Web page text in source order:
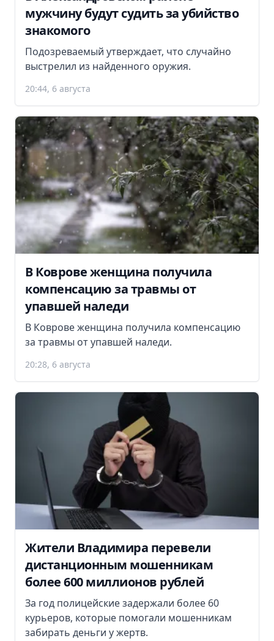
мужчину будут судить за убийство
знакомого
Подозреваемый утверждает, что случайно
выстрелил из найденного оружия.
20:44, 6 августа
В Коврове женщина получила
компенсацию за травмы от
упавшей наледи
В Коврове женщина получила компенсацию
за травмы от упавшей наледи.
20:28, 6 августа
Жители Владимира перевели
дистанционным мошенникам
более 600 миллионов рублей
За год полицейские задержали более 60
курьеров, которые помогали мошенникам
забирать деньги у жертв.